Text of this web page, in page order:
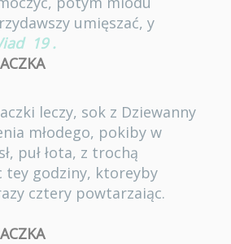
umięszać, y
19 .
leczy, sok z Dziewanny
młodego, pokiby w
puł łota, z trochą
tey godziny, ktoreyby
cztery powtarzaiąc.